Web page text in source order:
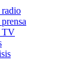
radio
TV